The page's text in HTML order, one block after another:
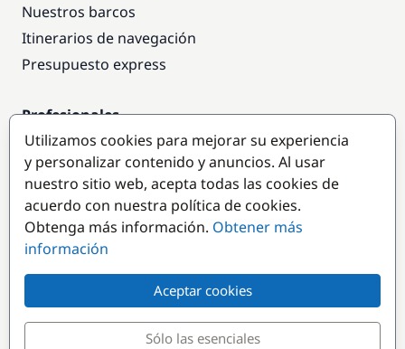
Nuestros barcos
Itinerarios de navegación
Presupuesto express
Profesionales
Acceso empresas
Colaborar como empresa
Destinos populares
Utilizamos cookies para mejorar su experiencia
y personalizar contenido y anuncios. Al usar
nuestro sitio web, acepta todas las cookies de
acuerdo con nuestra política de cookies.
Obtenga más información. Obtener más
información
Aceptar cookies
Sólo las esenciales